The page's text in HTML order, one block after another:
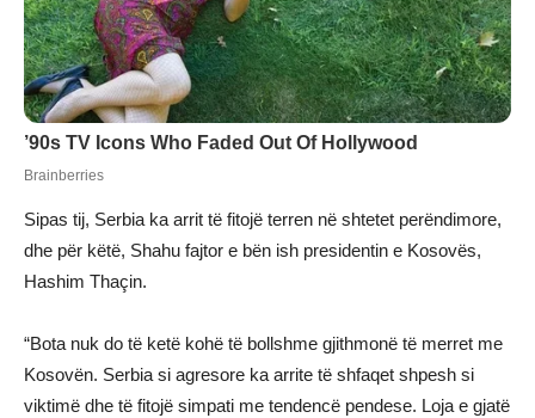
Sipas tij, Serbia ka arrit të fitojë terren në shtetet perëndimore,
dhe për këtë, Shahu fajtor e bën ish presidentin e Kosovës,
Hashim Thaçin.
“Bota nuk do të ketë kohë të bollshme gjithmonë të merret me
Kosovën. Serbia si agresore ka arrite të shfaqet shpesh si
viktimë dhe të fitojë simpati me tendencë pendese. Loja e gjatë